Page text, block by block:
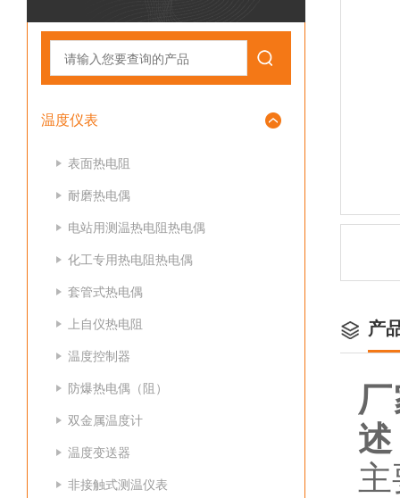
温度仪表
表面热电阻
耐磨热电偶
电站用测温热电阻热电偶
化工专用热电阻热电偶
套管式热电偶
上自仪热电阻
温度控制器
防爆热电偶（阻）
双金属温度计
温度变送器
非接触式测温仪表
产
述